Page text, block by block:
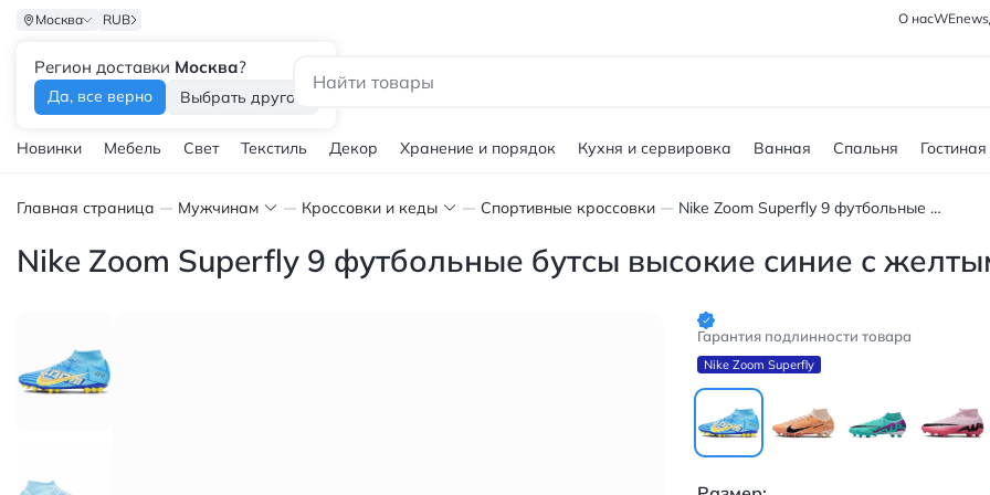
Москва
Регион доставки Москва?
Да, все верно Выбрать другой
RUB О насWEnews
Новинки Мебель Свет Текстиль Декор Хранение и порядок Кухня и сервировка Ванная Спальня Гостиная
Главная страница Мужчинам Кроссовки и кеды Спортивные кроссовки Nike Zoom Superfly 9 футбольные бутсы высокие синие с желтым
Nike Zoom Superfly 9 футбольные бутсы высокие синие с
Гарантия подлинности товара
Nike Zoom Superfly